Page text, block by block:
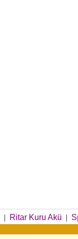
| Ritar Kuru Akü |